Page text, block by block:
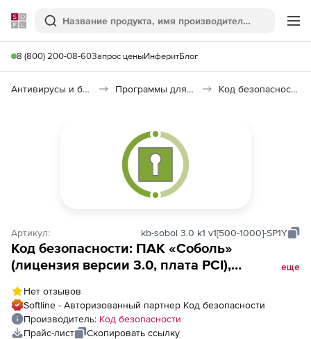
Softline
Поиск
8 (800) 200-08-60Запрос ценыИнферитБлог
Антивирусы и безопасность Программы для защиты информации Код безопасности: ПАК «Соболь» 4.0
Артикул: kb-sobol 3.0 k1 v1[500-1000]-SP1Y
Код безопасности: ПАК «Соболь»
(лицензия версии 3.0, плата PCI),
России.
еще
Нет отзывов
Softline - Авторизованный партнер Код безопасности
Производитель: Код безопасности
Прайс-лист
Скопировать ссылку